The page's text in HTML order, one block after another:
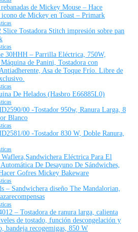
de Mickey Mouse – Hace
icono de Mickey en Toast – Primark
Tostadora Stitch impresión sobre pan
30HHH – Parrilla Eléctrica, 750W,
de Panini, Tostadora con
Asa de Toque Frío. Libre de
De Helados (Hasbro E66885L0)
00 -Tostador 950w, Ranura Larga, 8
Blanco
00 -Tostador 830 W, Doble Ranura,
Waflera,Sandwichera Eléctrica Para El
De Desayuno De Sándwiches,
Gofres Mickey Bakeware
– Sandwichera diseño The Mandalorian,
– Tostadora de ranura larga, calienta
de tostado, función descongelación y
bandeja recogemigas, 850 W